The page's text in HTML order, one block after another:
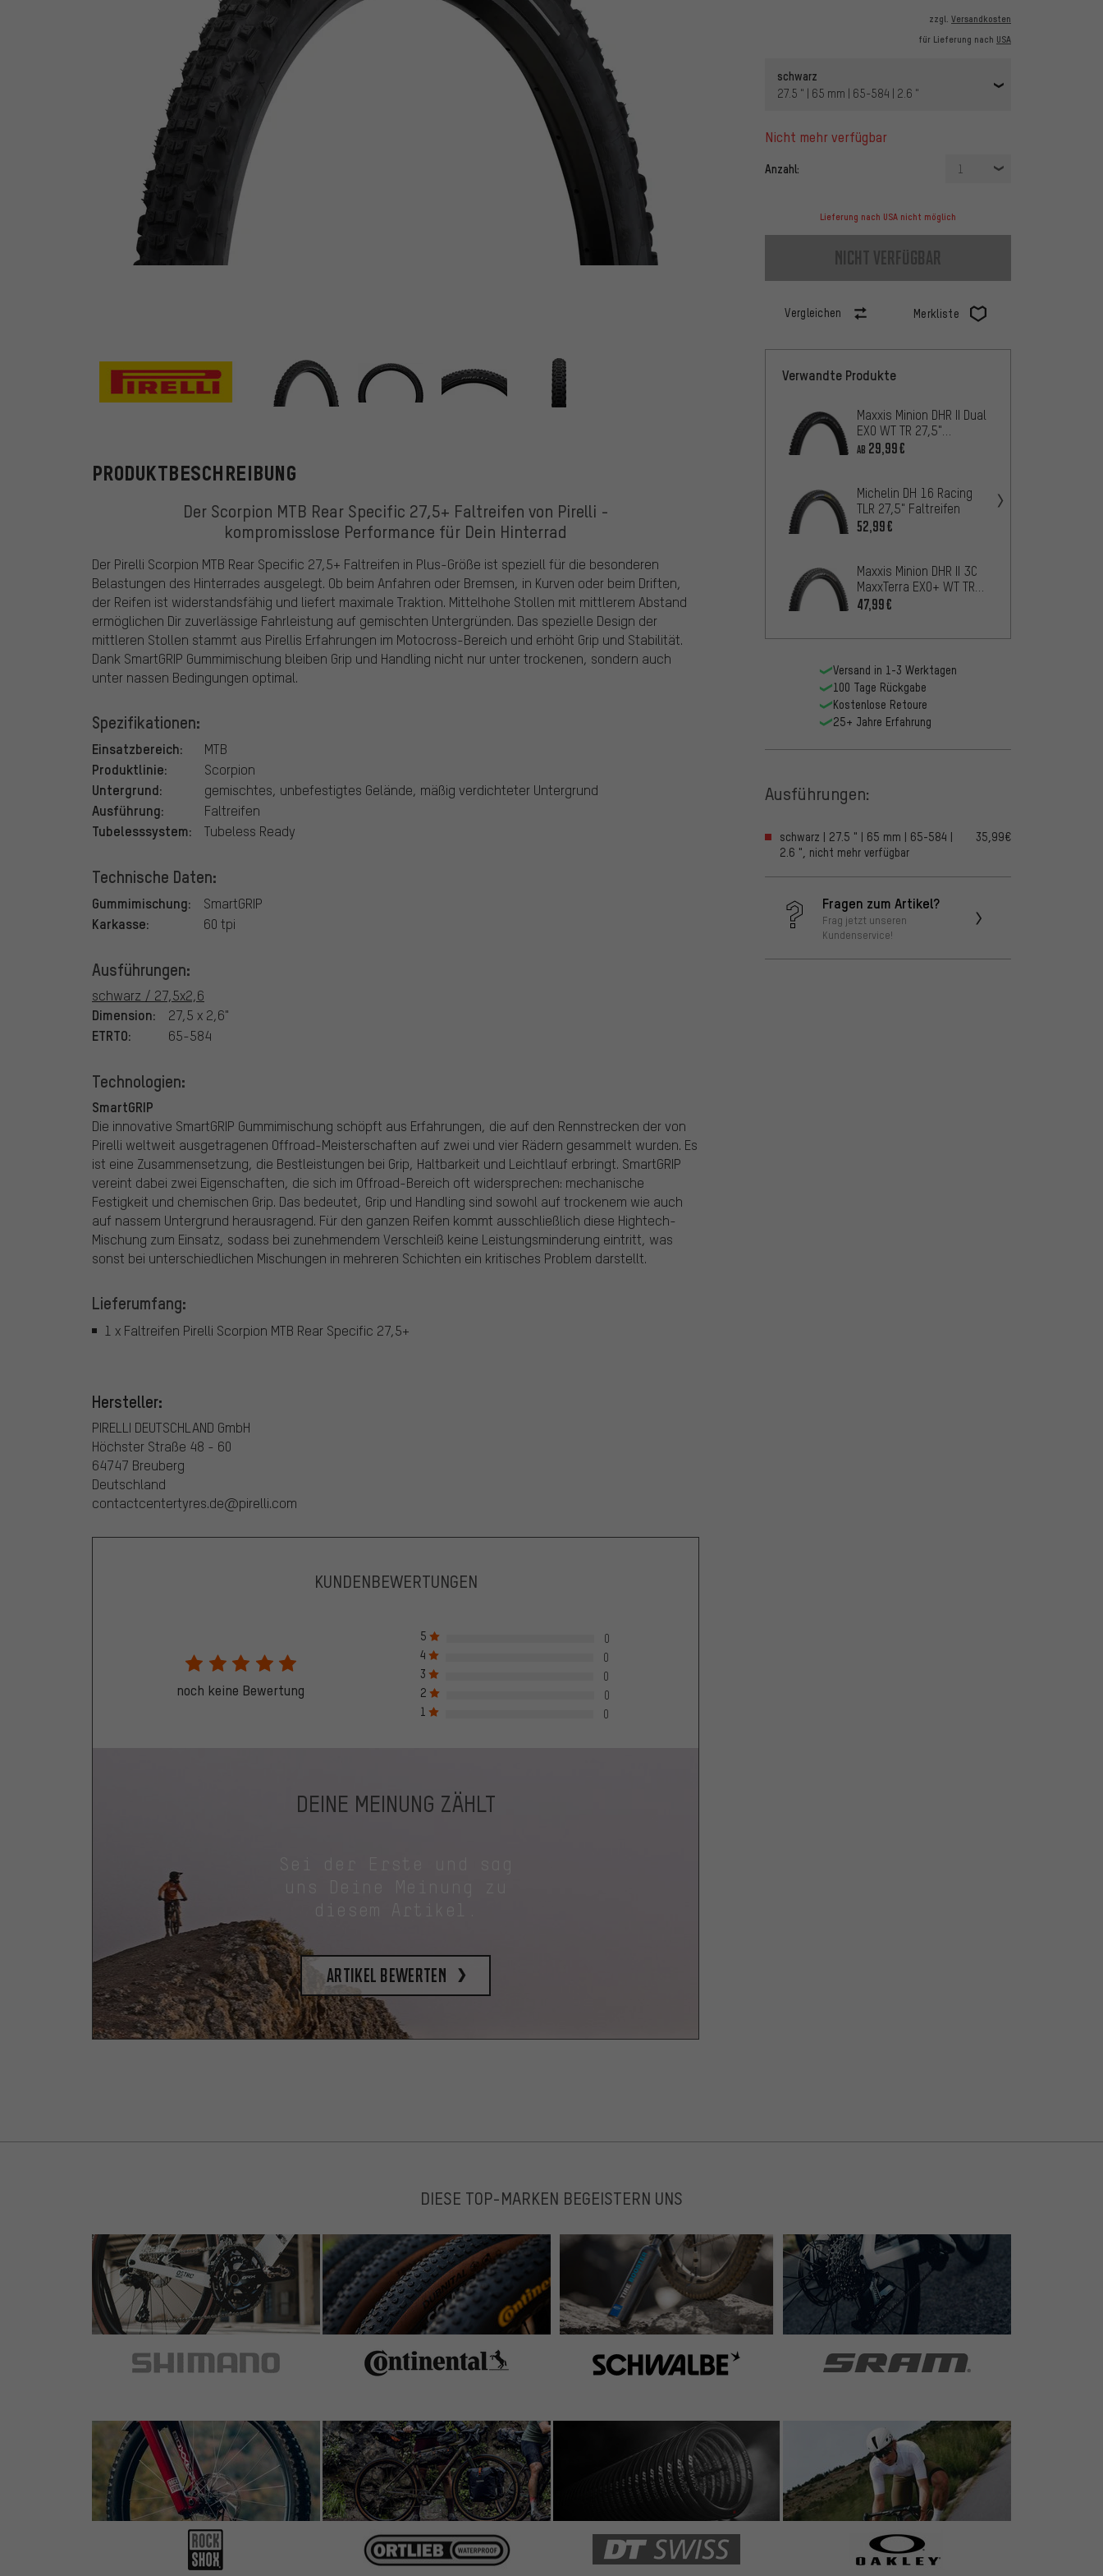
zzgl. Versandkosten
für Lieferung nach USA
schwarz
27.5 " | 65 mm | 65-584 | 2.6 "
nicht mehr verfügbar
Anzahl: 1
Lieferung nach USA nicht möglich
nicht verfügbar
Vergleichen Merkliste
Pirelli
PRODUKTBESCHREIBUNG
Der Scorpion MTB Rear Specific 27,5+ Faltreifen von Pirelli -
kompromisslose Performance für Dein Hinterrad
Der Pirelli Scorpion MTB Rear Specific 27,5+ Faltreifen in Plus-Größe ist speziell für die besonderen
Belastungen des Hinterrades ausgelegt. Ob beim Anfahren oder Bremsen, in Kurven oder beim Driften,
der Reifen ist widerstandsfähig und liefert maximale Traktion. Mittelhohe Stollen mit mittlerem Abstand
ermöglichen Dir zuverlässige Fahrleistung auf gemischten Untergründen. Das spezielle Design der
mittleren Stollen stammt aus Pirellis Erfahrungen im Motocross-Bereich und erhöht Grip und Stabilität.
Dank SmartGRIP Gummimischung bleiben Grip und Handling nicht nur unter trockenen, sondern auch
unter nassen Bedingungen optimal.
Spezifikationen:
Einsatzbereich: MTB
Produktlinie: Scorpion
Untergrund: gemischtes, unbefestigtes Gelände, mäßig verdichteter Untergrund
Ausführung: Faltreifen
Tubelesssystem: Tubeless Ready
Technische Daten:
Gummimischung: SmartGRIP
Karkasse: 60 tpi
Ausführungen:
schwarz / 27,5x2,6
Dimension: 27,5 x 2,6"
ETRTO: 65-584
Technologien:
SmartGRIP
Die innovative SmartGRIP Gummimischung schöpft aus Erfahrungen, die auf den Rennstrecken der von
Pirelli weltweit ausgetragenen Offroad-Meisterschaften auf zwei und vier Rädern gesammelt wurden. Es
ist eine Zusammensetzung, die Bestleistungen bei Grip, Haltbarkeit und Leichtlauf erbringt. SmartGRIP
vereint dabei zwei Eigenschaften, die sich im Offroad-Bereich oft widersprechen: mechanische
Festigkeit und chemischen Grip. Das bedeutet, Grip und Handling sind sowohl auf trockenem wie auch
auf nassem Untergrund herausragend. Für den ganzen Reifen kommt ausschließlich diese Hightech-
Mischung zum Einsatz, sodass bei zunehmendem Verschleiß keine Leistungsminderung eintritt, was
sonst bei unterschiedlichen Mischungen in mehreren Schichten ein kritisches Problem darstellt.
Lieferumfang:
1 x Faltreifen Pirelli Scorpion MTB Rear Specific 27,5+
Hersteller:
PIRELLI DEUTSCHLAND GmbH
Höchster Straße 48 - 60
64747 Breuberg
Deutschland
contactcentertyres.de@pirelli.com
Verwandte Produkte
Maxxis Minion DHR II Dual
EXO WT TR 27,5"
Faltreifen
AB 29,99€
Michelin DH 16 Racing
TLR 27,5" Faltreifen
52,99€
Maxxis Minion DHR II 3C
MaxxTerra EXO+ WT TR
27,5" Faltreifen
47,99€
Versand in 1-3 Werktagen
100 Tage Rückgabe
Kostenlose Retoure
25+ Jahre Erfahrung
Ausführungen:
schwarz | 27.5 " | 65 mm | 65-584 |
2.6 ", nicht mehr verfügbar
35,99€
Fragen zum Artikel?
Frag jetzt unseren
Kundenservice!
KUNDENBEWERTUNGEN
noch keine Bewertung
5
0
4
0
3
0
2
0
1
0
DEINE MEINUNG ZÄHLT
diesem Artikel.
Artikel bewerten
DIESE TOP-MARKEN BEGEISTERN UNS